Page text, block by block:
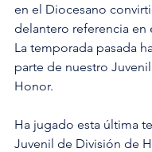
en el Diocesano
delantero referencia en
La temporada pasada
parte de nuestro
Honor.
Ha jugado esta última
Juvenil de División de